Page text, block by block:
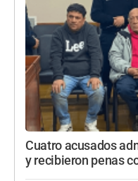
Cuatro acusados
y recibieron penas